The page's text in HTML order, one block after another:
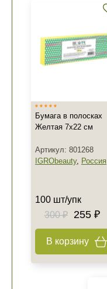
Бумага в полосках
Желтая 7х22 см
Артикул: 801268
IGRObeauty, Россия
100 шт/упк
300 ₽
255 ₽
В корзину